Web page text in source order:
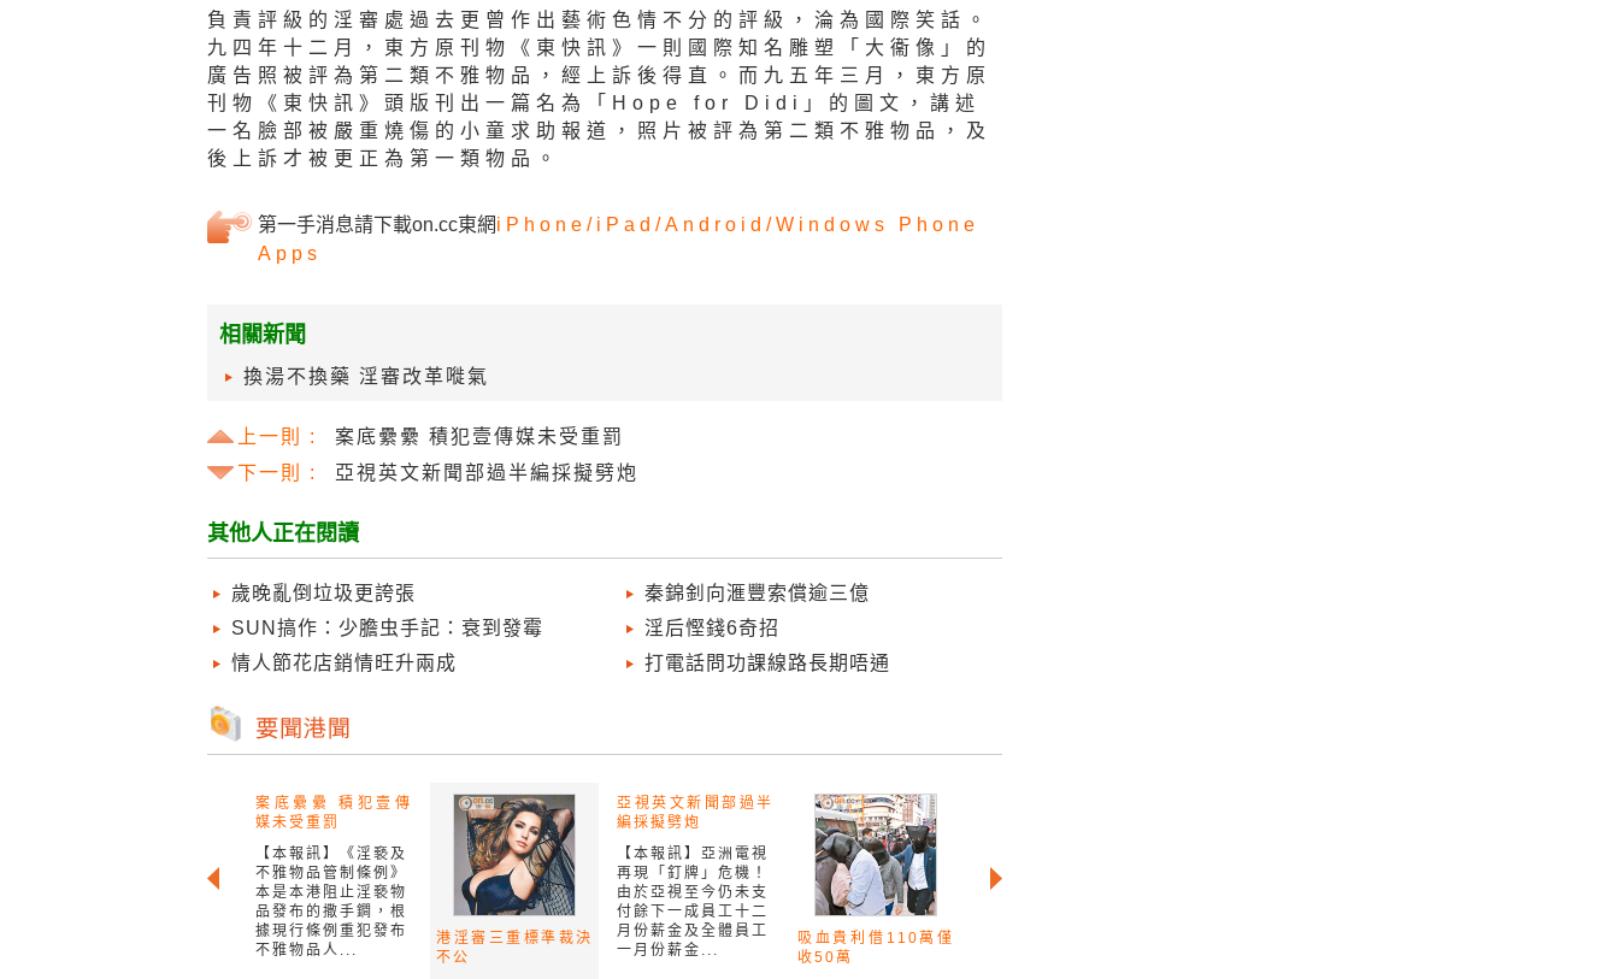
負責評級的淫審處過去更曾作出藝術色情不分的評級，淪為國際笑話。
九四年十二月，東方原刊物《東快訊》一則國際知名雕塑「大衞像」的
廣告照被評為第二類不雅物品，經上訴後得直。而九五年三月，東方原
刊物《東快訊》頭版刊出一篇名為「Hope for Didi」的圖文，講述
一名臉部被嚴重燒傷的小童求助報道，照片被評為第二類不雅物品，及
後上訴才被更正為第一類物品。
第一手消息請下載on.cc東網iPhone/ iPad/Android/Windows Phone
Apps
相關新聞
換湯不換藥 淫審改革嘥氣
上一則 :
案底纍纍 積犯壹傳媒未受重罰
下一則 :
亞視英文新聞部過半編採擬劈炮
其他人正在閱讀
歲晚亂倒垃圾更誇張
SUN搞作：少膽虫手記：衰到發霉
情人節花店銷情旺升兩成
秦錦釗向滙豐索償逾三億
淫后慳錢6奇招
打電話問功課線路長期唔通
案底纍纍 積犯壹傳
媒未受重罰
【本報訊】《淫褻及
不雅物品管制條例》
本是本港阻止淫褻物
品發布的撒手鐧，根
據現行條例重犯發布
不雅物品人...
港淫審三重標準裁決
不公
亞視英文新聞部過半
編採擬劈炮
【本報訊】亞洲電視
再現「釘牌」危機！
由於亞視至今仍未支
付餘下一成員工十二
月份薪金及全體員工
一月份薪金...
吸血貴利借110萬僅
收50萬